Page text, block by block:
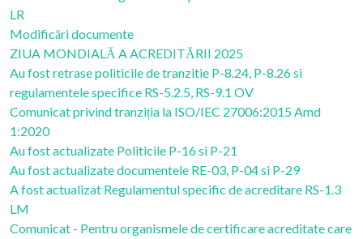
LR
Modificări documente
ZIUA MONDIALĂ A ACREDITĂRII 2025
Au fost retrase politicile de tranzitie P-8.24, P-8.26 si
regulamentele specifice RS-5.2.5, RS-9.1 OV
Comunicat privind tranziția la ISO/IEC 27006:2015 Amd
1:2020
Au fost actualizate Politicile P-16 si P-21
Au fost actualizate documentele RE-03, P-04 si P-29
A fost actualizat Regulamentul specific de acreditare RS-1.3
LM
Comunicat - Pentru organismele de certificare acreditate care